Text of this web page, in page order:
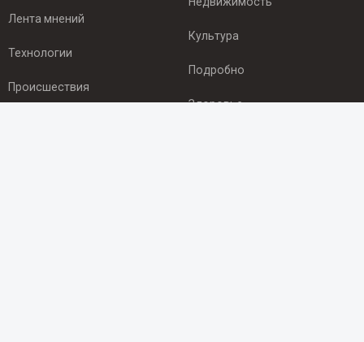
Лента мнений
Технологии
Происшествия
Культура
Подробно
Здоровье